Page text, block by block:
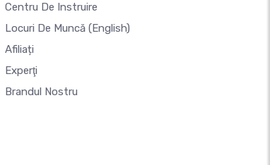
Centru De Instruire
Locuri De Muncă (English)
Afiliați
Experţi
Brandul Nostru